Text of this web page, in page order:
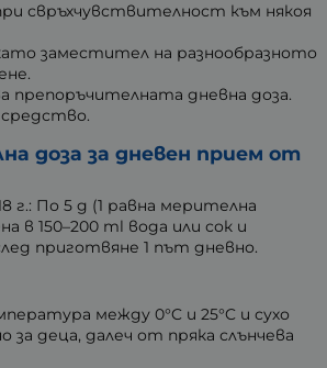
свръхчувствителност към някоя
заместител на разнообразното
препоръчителната дневна доза.
доза за дневен прием от
г.: По 5 g (1 равна мерителна
в 150–200 ml вода или сок и
приготвяне 1 път дневно.
между 0°C и 25°C и сухо
за деца, далеч от пряка слънчева